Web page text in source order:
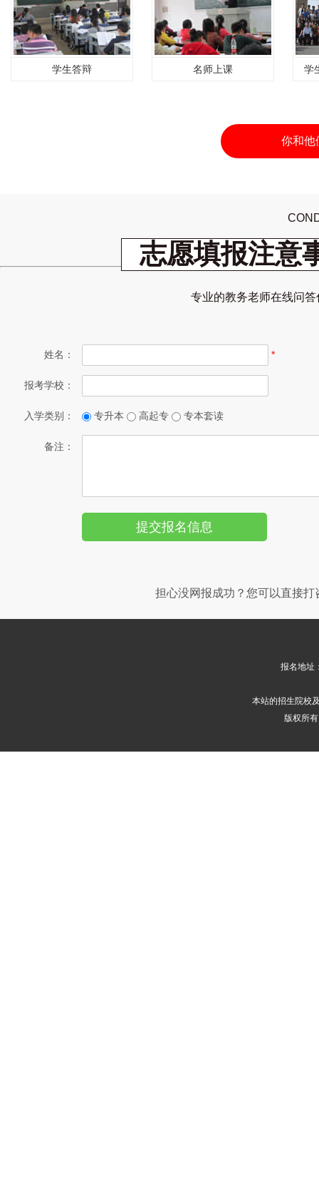
学生答辩 名师上课 学
你和他
志愿填报注意
专业的教务老师在线问
姓名： *
报考学校：
入学类别： 专升本 高起专 专本套读
备注：
担心没网报成功？您可以直接
报名地址
本站的招生院校
版权所